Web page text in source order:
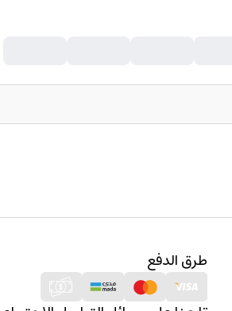
طرق الدفع